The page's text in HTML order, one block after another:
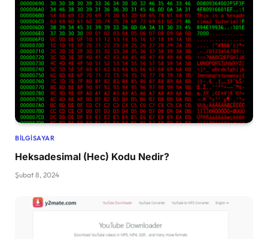
BILGISAYAR
Heksadesimal (Hec) Kodu Nedir?
Şubat 8, 2024